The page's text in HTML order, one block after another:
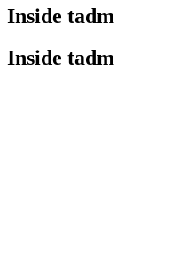
Inside tadm
Inside tadm